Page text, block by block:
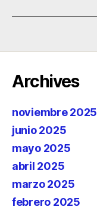
Archives
noviembre 2025
junio 2025
mayo 2025
abril 2025
marzo 2025
febrero 2025